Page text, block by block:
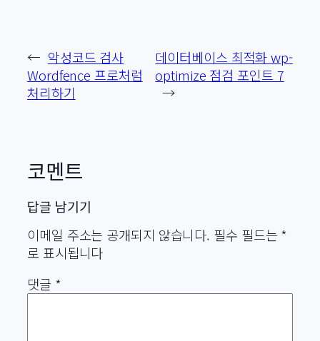
← 악성코드 검사
Wordfence 프로처럼
처리하기
데이터베이스 최적화 wp-
optimize 점검 포인트 7
→
코멘트
답글 남기기
이메일 주소는 공개되지 않습니다. 필수 필드는 *
로 표시됩니다
댓글 *